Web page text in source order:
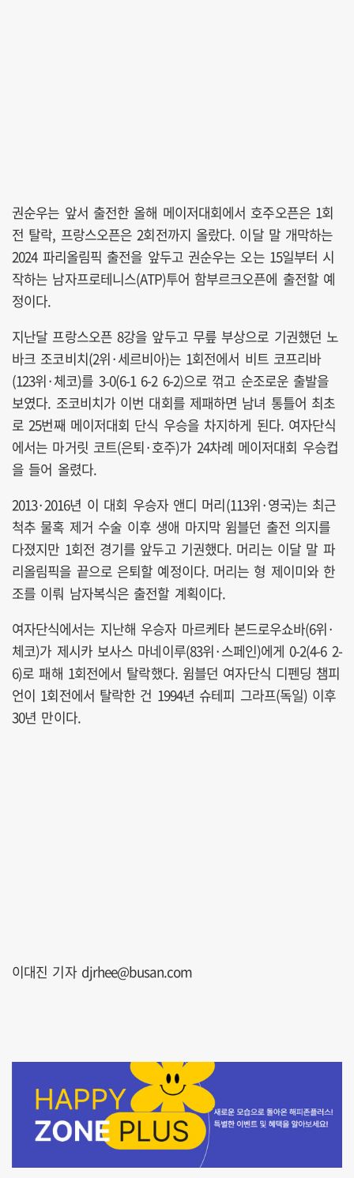
권순우는 앞서 출전한 올해 메이저대회에서 호주오픈은 1회
전 탈락, 프랑스오픈은 2회전까지 올랐다. 이달 말 개막하는
2024 파리올림픽 출전을 앞두고 권순우는 오는 15일부터 시
작하는 남자프로테니스(ATP)투어 함부르크오픈에 출전할 예
정이다.
지난달 프랑스오픈 8강을 앞두고 무릎 부상으로 기권했던 노
바크 조코비치(2위·세르비아)는 1회전에서 비트 코프리바
(123위·체코)를 3-0(6-1 6-2 6-2)으로 꺾고 순조로운 출발을
보였다. 조코비치가 이번 대회를 제패하면 남녀 통틀어 최초
로 25번째 메이저대회 단식 우승을 차지하게 된다. 여자단식
에서는 마거릿 코트(은퇴·호주)가 24차례 메이저대회 우승컵
을 들어 올렸다.
2013·2016년 이 대회 우승자 앤디 머리(113위·영국)는 최근
척추 물혹 제거 수술 이후 생애 마지막 윔블던 출전 의지를
다졌지만 1회전 경기를 앞두고 기권했다. 머리는 이달 말 파
리올림픽을 끝으로 은퇴할 예정이다. 머리는 형 제이미와 한
조를 이뤄 남자복식은 출전할 계획이다.
여자단식에서는 지난해 우승자 마르케타 본드로우쇼바(6위·
체코)가 제시카 보사스 마네이루(83위·스페인)에게 0-2(4-6 2-
6)로 패해 1회전에서 탈락했다. 윔블던 여자단식 디펜딩 챔피
언이 1회전에서 탈락한 건 1994년 슈테피 그라프(독일) 이후
30년 만이다.
이대진 기자 djrhee@busan.com